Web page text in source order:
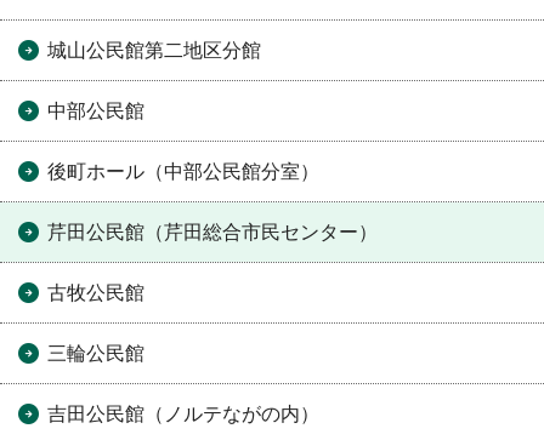
城山公民館第二地区分館
中部公民館
後町ホール（中部公民館分室）
芹田公民館（芹田総合市民センター）
古牧公民館
三輪公民館
吉田公民館（ノルテながの内）